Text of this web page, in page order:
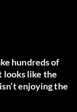
hundreds of
looks like the
enjoying the